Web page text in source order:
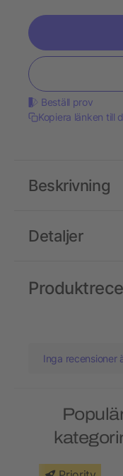
Beställ prov
Kopiera länken till
Detaljer
Beskrivning
Inga recensioner